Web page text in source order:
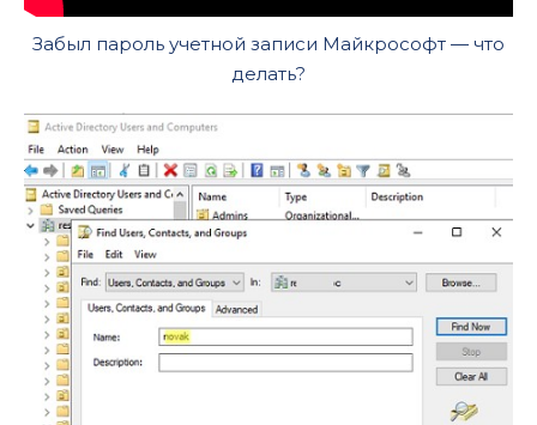
Забыл пароль учетной записи Майкрософт — что
делать?